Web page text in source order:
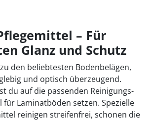
– Für
Glanz und Schutz
den beliebtesten Bodenbelägen,
und optisch überzeugend.
du auf die passenden Reinigungs-
für Laminatböden setzen. Spezielle
reinigen streifenfrei, schonen die